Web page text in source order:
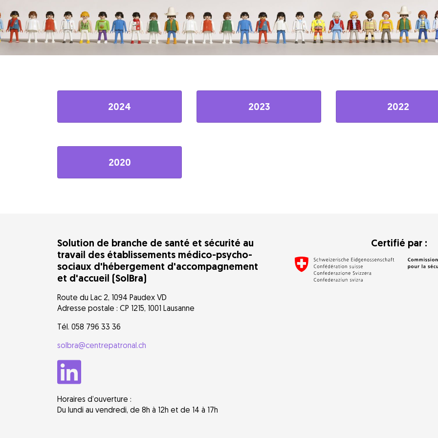
2024 2023 2022
2020
Solution de branche de santé et sécurité au
travail des établissements médico-psycho-
sociaux d'hébergement d'accompagnement
et d'accueil (SolBra)
Route du Lac 2, 1094 Paudex VD
Adresse postale : CP 1215, 1001 Lausanne
Tél. 058 796 33 36
solbra@centrepatronal.ch
Horaires d’ouverture :
Du lundi au vendredi, de 8h à 12h et de 14 à 17h
Certifié par :